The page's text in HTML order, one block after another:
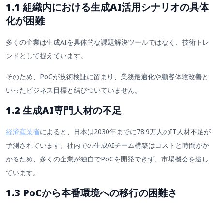
1.1 組織内における生成AI活用シナリオの具体
化が困難
多くの企業は生成AIを具体的な課題解決ツールではなく、技術トレ
ンドとして捉えています。
そのため、PoCが技術検証に留まり、業務最適化や顧客体験改善と
いったビジネス目標と結びついていません。
1.2 生成AI専門人材の不足
経済産業省によると、日本は2030年までに78.9万人のIT人材不足が
予測されています。社内での生成AIチーム構築はコストと時間がか
かるため、多くの企業が独自でPoCを開発できず、市場機会を逃し
ています。
1.3 PoCから本番環境への移行の困難さ